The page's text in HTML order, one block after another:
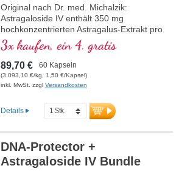
Original nach Dr. med. Michalzik:
Astragaloside IV enthält 350 mg
hochkonzentrierten Astragalus-Extrakt pro
Tagesdosis (1 Kapsel), davon 50 mg
reines Astragalosid IV. Dieser 50-fach
konzentrierte Extrakt wird aus Astragalus
membranaceus gewonnen und ist ideal
für alle, die auf natürliche Weise ihre
mehr Informationen zu Astragaloside
IV
3x kaufen, ein 4. gratis
89,70 € 60 Kapseln
(3.093,10 €/kg, 1,50 €/Kapsel)
inkl. MwSt. zzgl Versandkosten
Details
DNA-Protector +
Astragaloside IV Bundle